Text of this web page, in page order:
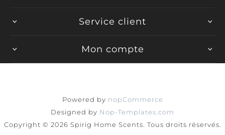
Service client
Mon compte
Powered by nopCommerce
Designed by Nop-Templates.com
Copyright © 2026 Spirig Home Scents. Tous droits réservés.